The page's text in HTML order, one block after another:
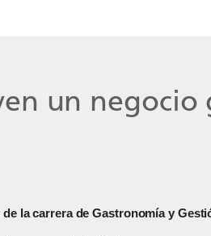
un
la carrera de Gastronomía y